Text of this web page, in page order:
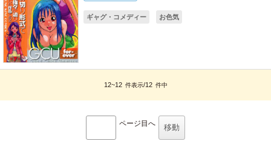
ギャグ・コメディー お色気
12~12 件表示/12 件中
ページ目へ